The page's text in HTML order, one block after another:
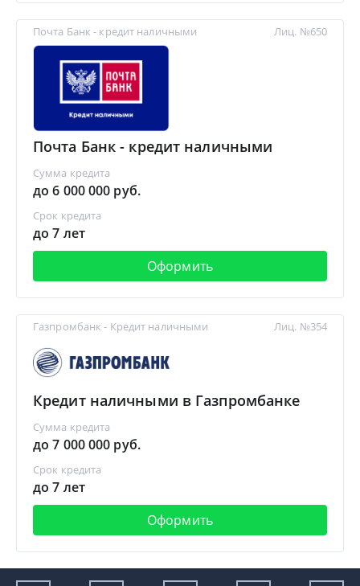
Почта Банк - кредит наличными
Почта Банк - кредит наличными
Сумма кредита
до 6 000 000 руб.
Срок кредита
до 7 лет
Оформить
Лиц. №650
Газпромбанк - Кредит наличными
Кредит наличными в Газпромбанке
Сумма кредита
до 7 000 000 руб.
Срок кредита
до 7 лет
Оформить
Лиц. №354